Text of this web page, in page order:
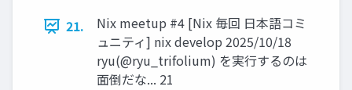
21.
Nix meetup #4 [Nix 毎回 日本語コミ
ュニティ] nix develop 2025/10/18
ryu(@ryu_trifolium) を実行するのは
面倒だな... 21